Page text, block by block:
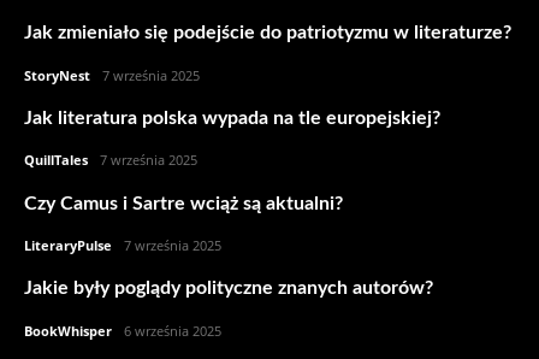
Jak zmieniało się podejście do patriotyzmu w literaturze?
StoryNest 7 września 2025
Jak literatura polska wypada na tle europejskiej?
QuillTales 7 września 2025
Czy Camus i Sartre wciąż są aktualni?
LiteraryPulse 7 września 2025
Jakie były poglądy polityczne znanych autorów?
BookWhisper 6 września 2025